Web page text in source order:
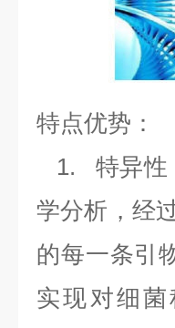
特点优势：
1. 特异性
学分析，经
的每一条引
实现对细